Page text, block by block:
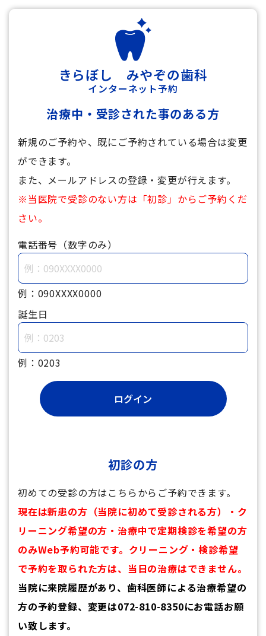
きらぼし みやぞの歯科
インターネット予約
治療中・受診された事のある方
新規のご予約や、既にご予約されている場合は変更
ができます。
また、メールアドレスの登録・変更が行えます。
※当医院で受診のない方は「初診」からご予約くだ
さい。
電話番号（数字のみ）
例：090XXXX0000
誕生日
例：0203
初診の方
初めての受診の方はこちらからご予約できます。
現在は新患の方（当院に初めて受診される方）・ク
リーニング希望の方・治療中で定期検診を希望の方
のみWeb予約可能です。クリーニング・検診希望
で予約を取られた方は、当日の治療はできません。
当院に来院履歴があり、歯科医師による治療希望の
方の予約登録、変更は072-810-8350にお電話お願
い致します。